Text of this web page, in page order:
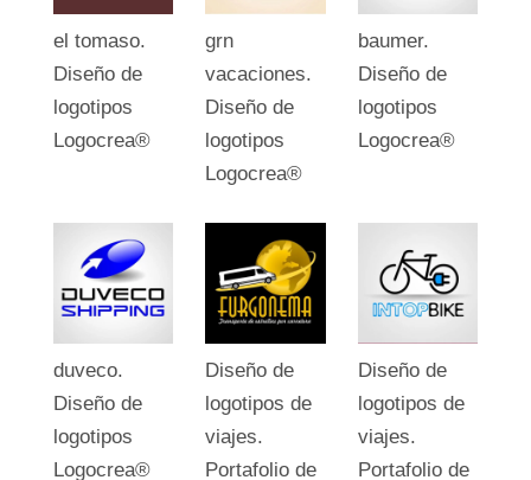
el tomaso.
Diseño de
logotipos
Logocrea®
grn
vacaciones.
Diseño de
logotipos
Logocrea®
baumer.
Diseño de
logotipos
Logocrea®
duveco.
Diseño de
logotipos
Logocrea®
Diseño de
logotipos de
viajes.
Portafolio de
Diseño de
logotipos de
viajes.
Portafolio de